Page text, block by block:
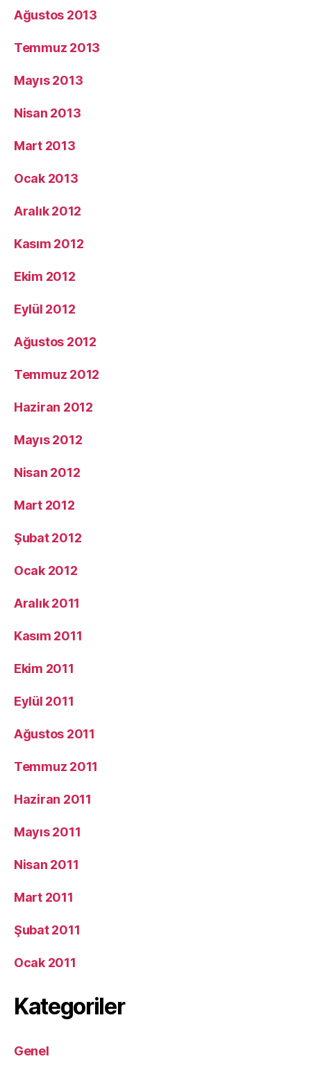
Ağustos 2013
Temmuz 2013
Mayıs 2013
Nisan 2013
Mart 2013
Ocak 2013
Aralık 2012
Kasım 2012
Ekim 2012
Eylül 2012
Ağustos 2012
Temmuz 2012
Haziran 2012
Mayıs 2012
Nisan 2012
Mart 2012
Şubat 2012
Ocak 2012
Aralık 2011
Kasım 2011
Ekim 2011
Eylül 2011
Ağustos 2011
Temmuz 2011
Haziran 2011
Mayıs 2011
Nisan 2011
Mart 2011
Şubat 2011
Ocak 2011
Kategoriler
Genel